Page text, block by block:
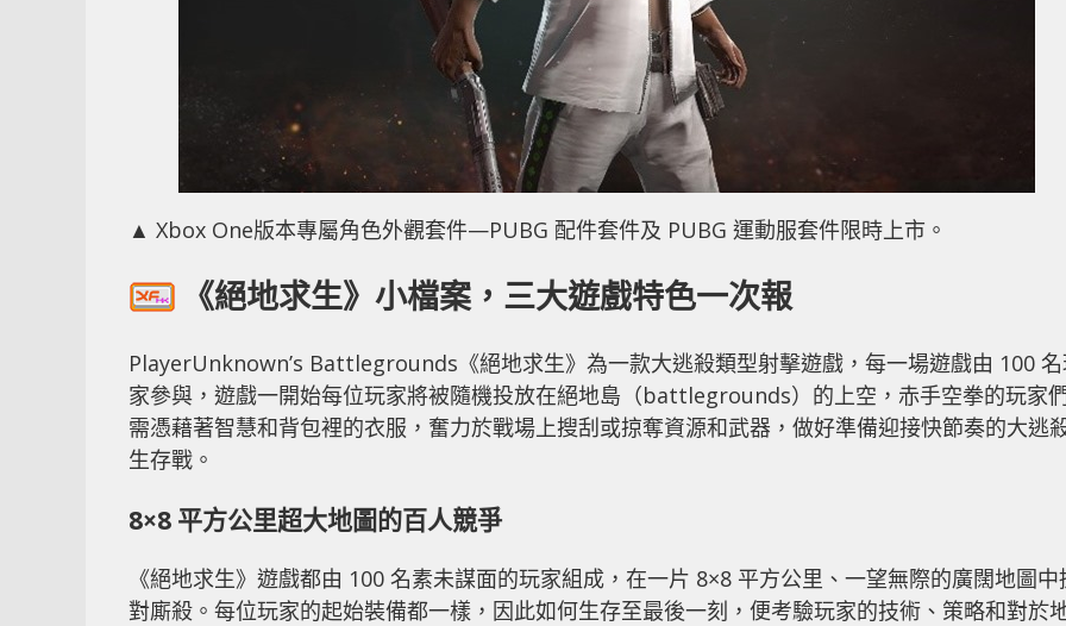
▲ Xbox One版本專屬角色外觀套件—PUBG 配件套件及 PUBG 運動服套件限時上市。
《絕地求生》小檔案，三大遊戲特色一次報
PlayerUnknown’s Battlegrounds《絕地求生》為一款大逃殺類型射擊遊戲，每一場遊戲由 100
家參與，遊戲一開始每位玩家將被隨機投放在絕地島（battlegrounds）的上空，赤手空拳的玩家
需憑藉著智慧和背包裡的衣服，奮力於戰場上搜刮或掠奪資源和武器，做好準備迎接快節奏的大逃
生存戰。
8×8 平方公里超大地圖的百人競爭
《絕地求生》遊戲都由 100 名素未謀面的玩家組成，在一片 8×8 平方公里、一望無際的廣闊地圖中
對廝殺。每位玩家的起始裝備都一樣，因此如何生存至最後一刻，便考驗玩家的技術、策略和對於